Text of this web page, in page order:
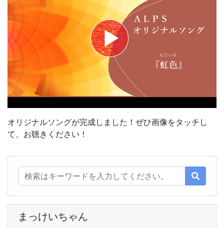
オリジナルソングが完成しました！ぜひ画像をタッチし
て、お聴きください！
まっけいちゃん